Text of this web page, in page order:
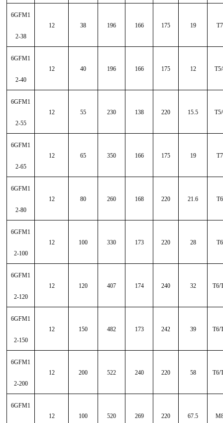
6GFM1
2-38
12 38 196 166 175 19 T7
6GFM1
2-40
12 40 196 166 175 12
6GFM1
2-55
12 55 230 138 220 15.5
6GFM1
2-65
12 65 350 166 175 19 T7
6GFM1
2-80
12 80 260 168 220 21.6 T6
6GFM1
2-100
12 100 330 173 220 28 T6
6GFM1
2-120
12 120 407 174 240 32 T6/
6GFM1
2-150
12 150 482 173 242 39 T6/
6GFM1
2-200
12 200 522 240 220 58 T6/
6GFM1
12 100 520 269 220 67.5